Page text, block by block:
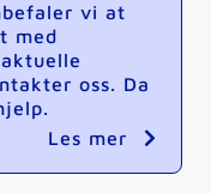
vi at
med
oss. Da
Les mer